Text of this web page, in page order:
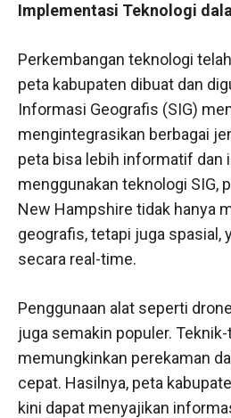
Implementasi Teknologi
Perkembangan teknologi
peta kabupaten dibuat dan
Informasi Geografis (SIG)
mengintegrasikan berbagai
peta bisa lebih informatif dan
menggunakan teknologi SIG,
New Hampshire tidak hanya
geografis, tetapi juga spasial,
secara real-time.
Penggunaan alat seperti
juga semakin populer.
memungkinkan perekaman
cepat. Hasilnya, peta
kini dapat menyajikan